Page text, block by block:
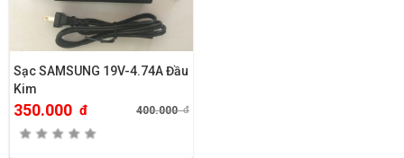
Sạc SAMSUNG 19V-4.74A Đầu
Kim
350.000 đ 400.000đ